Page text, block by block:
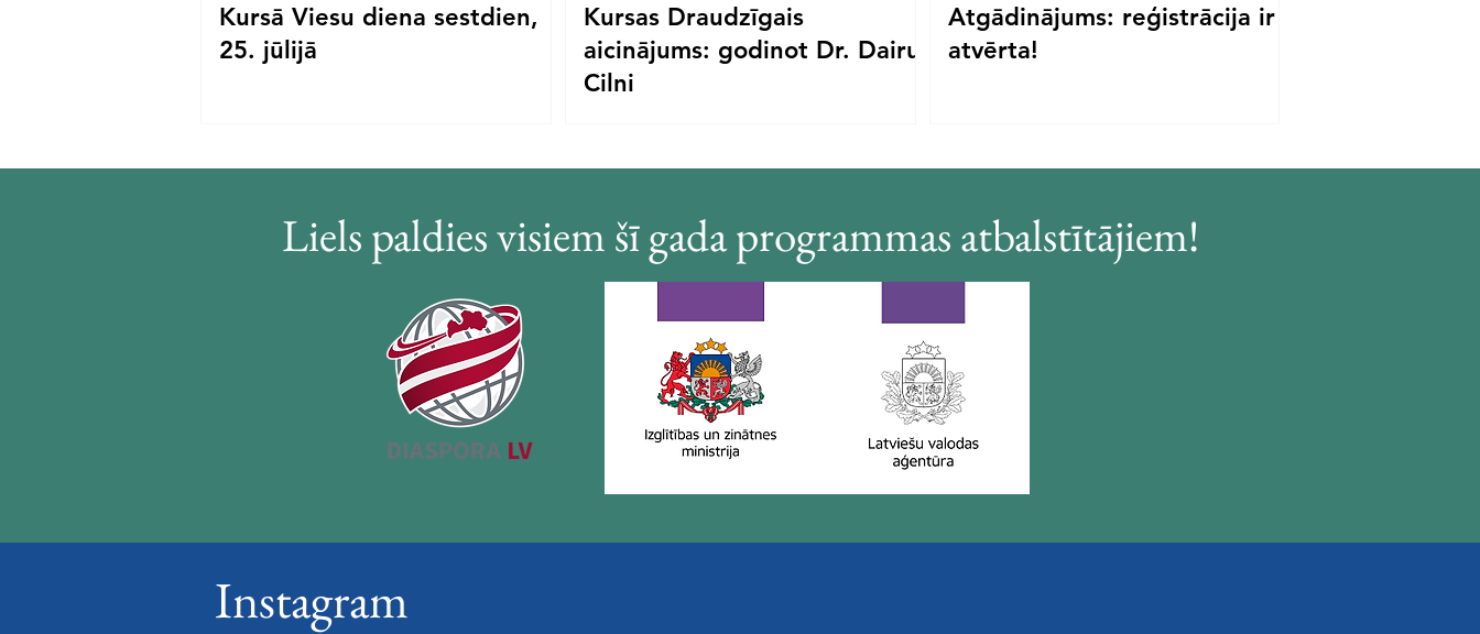
Kursā Viesu diena sestdien,
25. jūlijā
Kursas Draudzīgais
aicinājums: godinot Dr. Dairu
Cilni
Atgādinājums: reģistrācija ir
atvērta!
Liels paldies visiem šī gada programmas atbalstītājiem!
Instagram